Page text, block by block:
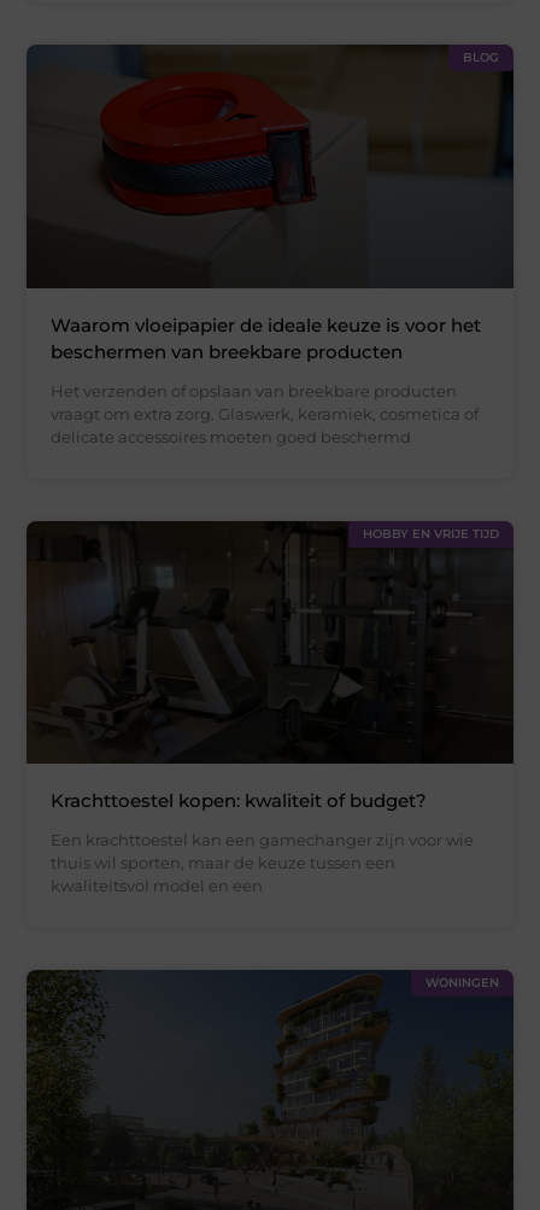
BLOG
Waarom vloeipapier de ideale keuze is voor het
beschermen van breekbare producten
Het verzenden of opslaan van breekbare producten
vraagt om extra zorg. Glaswerk, keramiek, cosmetica of
delicate accessoires moeten goed beschermd
HOBBY EN VRIJE TIJD
Krachttoestel kopen: kwaliteit of budget?
Een krachttoestel kan een gamechanger zijn voor wie
thuis wil sporten, maar de keuze tussen een
kwaliteitsvol model en een
WONINGEN